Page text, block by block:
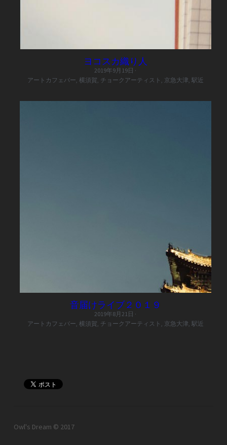
ヨコスカ織り人
2019年9月19日 ·
アートカフェバー, 横須賀, チョークアーティスト, 京急大津, 駅近
音届けライブ２０１９
2019年8月21日 ·
アートカフェバー, 横須賀, チョークアーティスト, 京急大津, 駅近
Owl's Dream © 2017